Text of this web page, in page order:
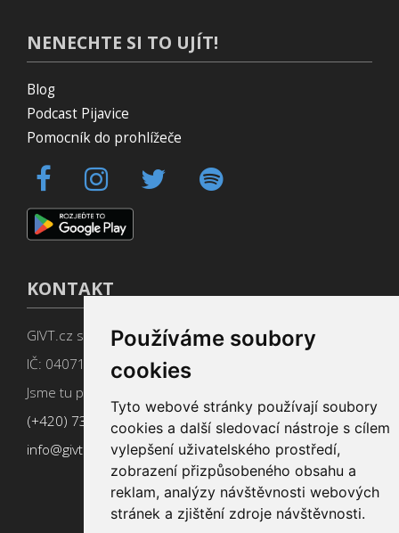
Používáme soubory
cookies
Tyto webové stránky používají soubory
cookies a další sledovací nástroje s cílem
vylepšení uživatelského prostředí,
zobrazení přizpůsobeného obsahu a
reklam, analýzy návštěvnosti webových
stránek a zjištění zdroje návštěvnosti.
NENECHTE SI TO UJÍT!
Blog
Podcast Pijavice
Pomocník do prohlížeče
KONTAKT
GIVT.cz s. r. o., Dolní nám. 16, 779 00 Olomouc
IČ: 04071433
Jsme tu pro Vás od 9:00 do 17:00
(+420) 737 266 402
info@givt.cz